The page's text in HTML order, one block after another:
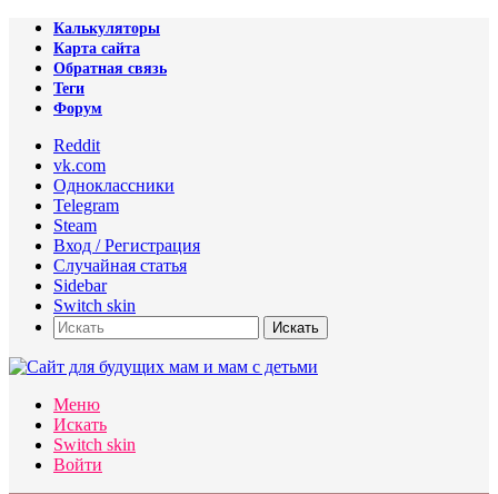
Калькуляторы
Карта сайта
Обратная связь
Теги
Форум
Reddit
vk.com
Одноклассники
Telegram
Steam
Вход / Регистрация
Случайная статья
Sidebar
Switch skin
Искать
Меню
Искать
Switch skin
Войти